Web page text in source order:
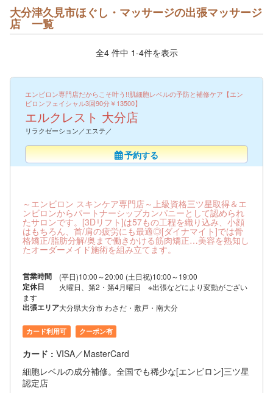
大分津久見市ほぐし・マッサージの出張マッサージ
店 一覧
全4 件中 1-4件を表示
エンビロン専門店だからこそ叶う!!肌細胞レベルの予防と補修ケア【エン
ビロンフェイシャル3回90分￥13500】
エルクレスト 大分店
リラクゼーション／エステ／
予約する
～エンビロン スキンケア専門店～上級資格三ツ星取得＆エ
ンビロンからパートナーシップカンパニーとして認められ
たサロンです。[3Dリフト]は57もの工程を織り込み、小顔
はもちろん、首/肩の疲労にも最適◎[ダイナマイト]では骨
格矯正/脂肪分解/奥まで働きかける筋肉矯正…美容を熟知し
たオーダーメイド施術を組み立てます。
営業時間 (平日)10:00～20:00 (土日祝)10:00～19:00
定休日
火曜日、第2・第4月曜日 ※出張などにより変動がござい
ます
出張エリア大分県大分市 わさだ・敷戸・南大分
カード利用可 クーポン有
カード : VISA／MasterCard
細胞レベルの成分補修。全国でも稀少な[エンビロン]三ツ星
認定店